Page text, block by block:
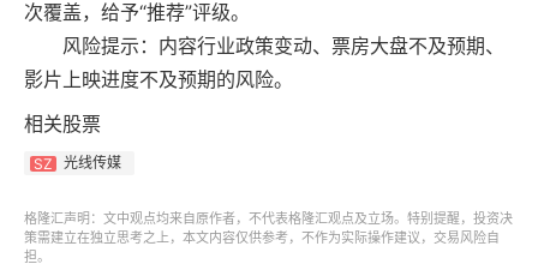
次覆盖，给予“推荐”评级。
风险提示：内容行业政策变动、票房大盘不及预期、
影片上映进度不及预期的风险。
相关股票
SZ 光线传媒
格隆汇声明：文中观点均来自原作者，不代表格隆汇观点及立场。特别提醒，投资决
策需建立在独立思考之上，本文内容仅供参考，不作为实际操作建议，交易风险自
担。